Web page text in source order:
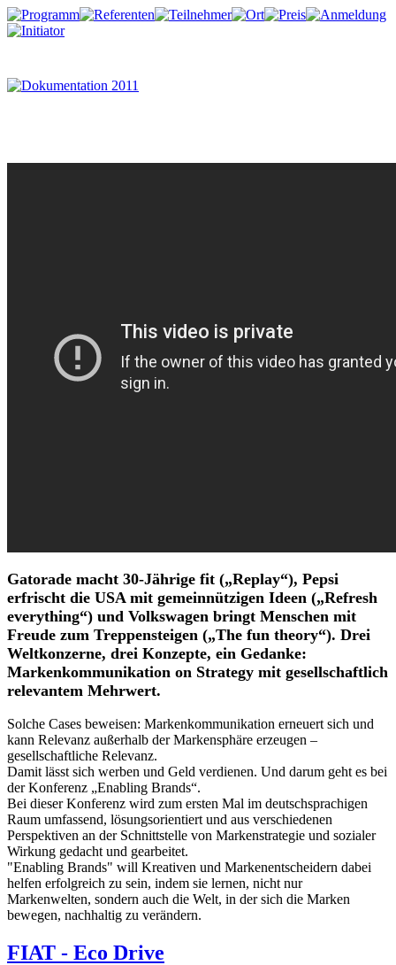
Gatorade macht 30-Jährige fit („Replay“)­, Pepsi
erfrischt die USA mit gemeinnützigen Ideen („Refresh
everything“) und Volkswagen bringt Menschen mit
Freude zum Treppensteigen („The fun theory“). Drei
Weltkonzerne, drei Konzepte, ein Gedanke:
Markenkommunikation on Strategy mit gesellschaftlich
relevantem Mehrwert.
Solche Cases beweisen: Markenkommunikation erneuert sich und
kann Relevanz außerhalb der Markensphäre erzeugen –
gesellschaftliche Relevanz.
Damit lässt sich werben und Geld verdienen. Und darum geht es bei
der Konferenz „Enabling Brands“.
Bei dieser Konferenz wird zum ersten Mal im deutschsprachigen
Raum umfassend, lösungsorientiert und aus verschiedenen
Perspektiven an der Schnittstelle von Markenstrategie und sozialer
Wirkung gedacht und gearbeitet.
"Enabling Brands" will Kreativen und Markenentscheidern dabei
helfen erfolgreich zu sein, indem sie lernen, nicht nur
Markenwelten, sondern auch die Welt, in der sich die Marken
bewegen, nachhaltig zu verändern.
FIAT - Eco Drive